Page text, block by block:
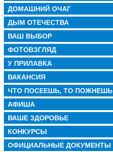
ДОМАШНИЙ ОЧАГ
ДЫМ ОТЕЧЕСТВА
ВАШ ВЫБОР
ФОТОВЗГЛЯД
У ПРИЛАВКА
ВАКАНСИЯ
ЧТО ПОСЕЕШЬ, ТО ПОЖНЕШЬ
АФИША
ВАШЕ ЗДОРОВЬЕ
КОНКУРСЫ
ОФИЦИАЛЬНЫЕ ДОКУМЕНТЫ